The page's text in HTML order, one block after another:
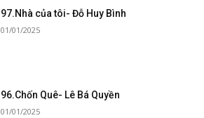
97.Nhà của tôi- Đỗ Huy Bình
01/01/2025
96.Chốn Quê- Lê Bá Quyền
01/01/2025